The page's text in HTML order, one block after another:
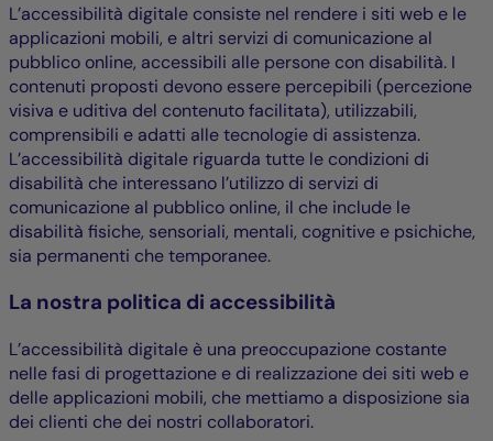
L’accessibilità digitale consiste nel rendere i siti web e le
applicazioni mobili, e altri servizi di comunicazione al
pubblico online, accessibili alle persone con disabilità. I
contenuti proposti devono essere percepibili (percezione
visiva e uditiva del contenuto facilitata), utilizzabili,
comprensibili e adatti alle tecnologie di assistenza.
L’accessibilità digitale riguarda tutte le condizioni di
disabilità che interessano l’utilizzo di servizi di
comunicazione al pubblico online, il che include le
disabilità fisiche, sensoriali, mentali, cognitive e psichiche,
sia permanenti che temporanee.
La nostra politica di accessibilità
L’accessibilità digitale è una preoccupazione costante
nelle fasi di progettazione e di realizzazione dei siti web e
delle applicazioni mobili, che mettiamo a disposizione sia
dei clienti che dei nostri collaboratori.